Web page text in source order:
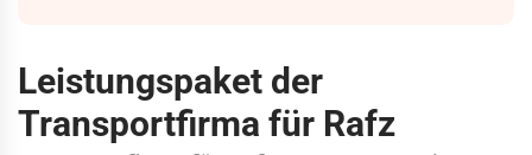
Leistungspaket der
Transportfirma für Rafz